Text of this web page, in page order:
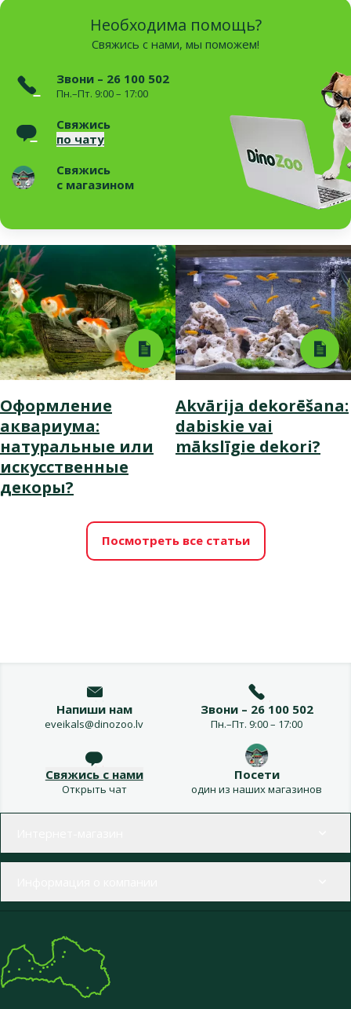
Необходима помощь?
Свяжись с нами, мы поможем!
Звони – 26 100 502
Пн.–Пт. 9:00 – 17:00
Свяжись
по чату
Свяжись
с магазином
Оформление
аквариума:
натуральные или
искусственные
декоры?
Akvārija dekorēšana:
dabiskie vai
mākslīgie dekori?
Посмотреть все статьи
Напиши нам
eveikals@dinozoo.lv
Звони – 26 100 502
Пн.–Пт. 9:00 – 17:00
Свяжись с нами
Открыть чат
Посети
один из наших магазинов